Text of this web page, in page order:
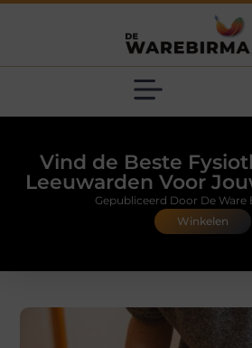
Vind de Beste
Leeuwarden Voor
Winkelen
Gepubliceerd Door De Ware